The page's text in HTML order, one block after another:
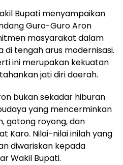
Bupati menyampaikan
Guro-Guro Aron
masyarakat dalam
di tengah arus modernisasi.
ini merupakan kekuatan
jati diri daerah.
bukan sekadar hiburan
yang mencerminkan
gotong royong, dan
Karo. Nilai-nilai inilah yang
diwariskan kepada
Wakil Bupati.